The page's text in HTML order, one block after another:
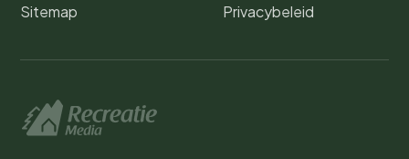
Sitemap
Privacybeleid